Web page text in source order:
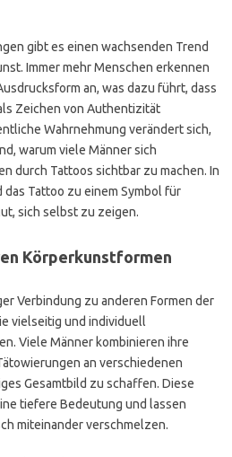
gibt es einen wachsenden Trend
Immer mehr Menschen erkennen
an, was dazu führt, dass
Zeichen von Authentizität
Wahrnehmung verändert sich,
warum viele Männer sich
durch Tattoos sichtbar zu machen. In
Tattoo zu einem Symbol für
sich selbst zu zeigen.
Körperkunstformen
Verbindung zu anderen Formen der
vielseitig und individuell
Viele Männer kombinieren ihre
an verschiedenen
Gesamtbild zu schaffen. Diese
tiefere Bedeutung und lassen
miteinander verschmelzen.